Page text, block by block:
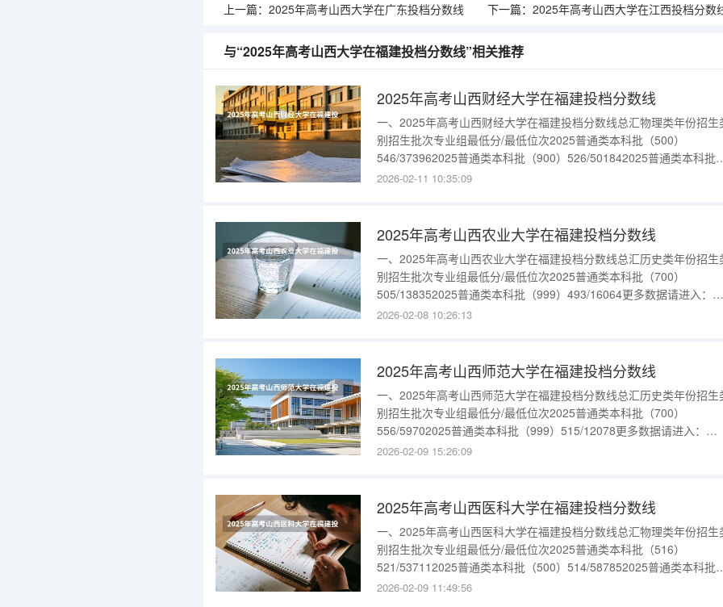
上一篇： 2025年高考山西大学在广东投档分数线 下一篇： 2025年高考山西大学在江西投档分数
与“2025年高考山西大学在福建投档分数线”相关推荐
2025年高考山西财经大学在福建投档分数线
一、2025年高考山西财经大学在福建投档分数线总汇物理类年份招生
别招生批次专业组最低分/最低位次2025普通类本科批（500）
546/373962025普通类本科批（900）526/501842025普通类本科批
（999）524/515992025中外合作办学本科批（999）528/48837更
2026-02-11 10:35:09
2025年高考山西农业大学在福建投档分数线
一、2025年高考山西农业大学在福建投档分数线总汇历史类年份招生
别招生批次专业组最低分/最低位次2025普通类本科批（700）
505/138352025普通类本科批（999）493/16064更多数据请进入：
{$cate_url}物理类年份招生类别招生批次专业组最低分/最低位次
2026-02-08 10:26:13
2025年高考山西师范大学在福建投档分数线
一、2025年高考山西师范大学在福建投档分数线总汇历史类年份招生
别招生批次专业组最低分/最低位次2025普通类本科批（700）
556/59702025普通类本科批（999）515/12078更多数据请进入：
{$cate_url}物理类年份招生类别招生批次专业组最低分/最低位次
2026-02-09 15:26:09
2025年高考山西医科大学在福建投档分数线
一、2025年高考山西医科大学在福建投档分数线总汇物理类年份招生
别招生批次专业组最低分/最低位次2025普通类本科批（516）
521/537112025普通类本科批（500）514/587852025普通类本科批
（999）509/625712025普通类本科批（600）502/67989更多数据
2026-02-09 11:49:56